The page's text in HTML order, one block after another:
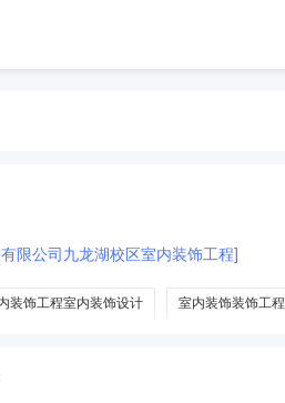
限公司九龙湖校区室内装饰工程]
装饰工程室内装饰设计 室内装饰装饰工程